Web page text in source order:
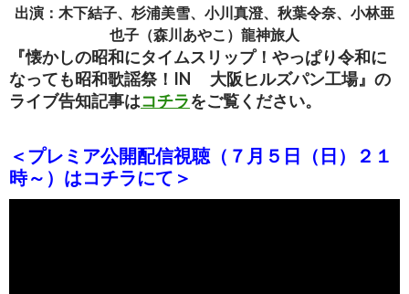
出演：木下結子、杉浦美雪、小川真澄、秋葉令奈、小林亜
也子（森川あやこ）龍神旅人
『懐かしの昭和にタイムスリップ！やっぱり令和に
なっても昭和歌謡祭！IN 大阪ヒルズパン工場』の
ライブ告知記事はコチラをご覧ください。
＜プレミア公開配信視聴（７月５日（日）２１
時～）はコチラにて＞